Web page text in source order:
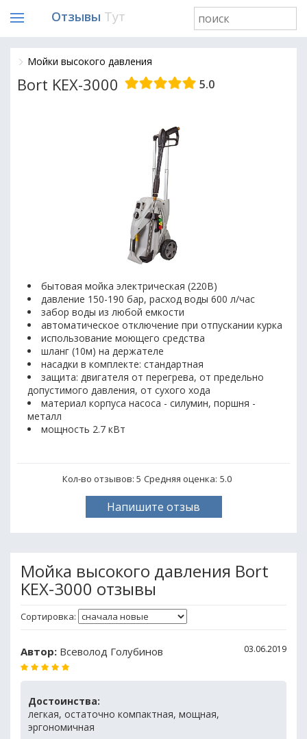
Отзывы Тут
Мойки высокого давления
Bort KEX-3000 5.0
бытовая мойка электрическая (220В)
давление 150-190 бар, расход воды 600 л/час
забор воды из любой емкости
автоматическое отключение при отпускании курка
использование моющего средства
шланг (10м) на держателе
насадки в комплекте: стандартная
защита: двигателя от перегрева, от предельно
допустимого давления, от сухого хода
материал корпуса насоса - силумин, поршня -
металл
мощность 2.7 кВт
Кол-во отзывов: 5 Средняя оценка: 5.0
Напишите отзыв
Мойка высокого давления Bort
KEX-3000 отзывы
Сортировка:
Автор: Всеволод Голубинов 03.06.2019
Достоинства:
легкая, остаточно компактная, мощная,
эргономичная